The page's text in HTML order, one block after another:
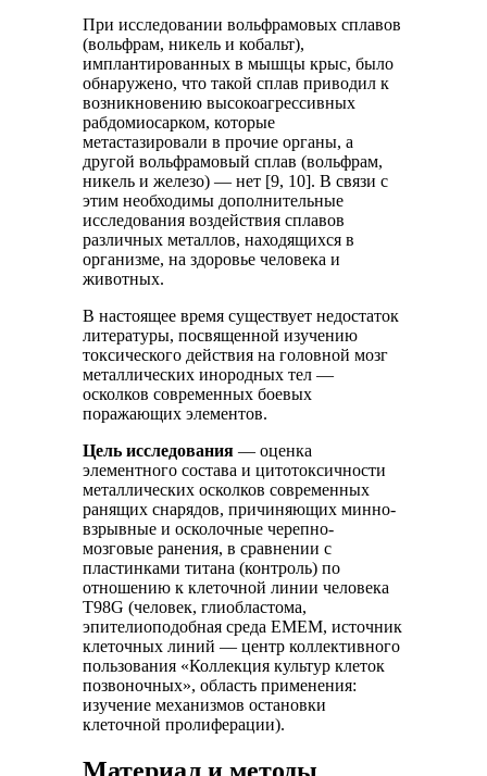
При исследовании вольфрамовых сплавов
(вольфрам, никель и кобальт),
имплантированных в мышцы крыс, было
обнаружено, что такой сплав приводил к
возникновению высокоагрессивных
рабдомиосарком, которые
метастазировали в прочие органы, а
другой вольфрамовый сплав (вольфрам,
никель и железо) — нет [9, 10]. В связи с
этим необходимы дополнительные
исследования воздействия сплавов
различных металлов, находящихся в
организме, на здоровье человека и
животных.
В настоящее время существует недостаток
литературы, посвященной изучению
токсического действия на головной мозг
металлических инородных тел —
осколков современных боевых
поражающих элементов.
Цель исследования — оценка
элементного состава и цитотоксичности
металлических осколков современных
ранящих снарядов, причиняющих минно-
взрывные и осколочные черепно-
мозговые ранения, в сравнении с
пластинками титана (контроль) по
отношению к клеточной линии человека
T98G (человек, глиобластома,
эпителиоподобная среда EMEM, источник
клеточных линий — центр коллективного
пользования «Коллекция культур клеток
позвоночных», область применения:
изучение механизмов остановки
клеточной пролиферации).
Материал и методы